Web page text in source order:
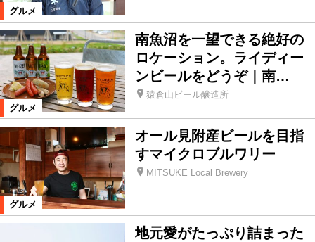
グルメ
グルメ
南魚沼を一望できる絶好の
ロケーション。ライディー
ンビールをどうぞ｜南…
猿倉山ビール醸造所
グルメ
オール見附産ビールを目指
すマイクロブルワリー
MITSUKE Local Brewery
地元愛がたっぷり詰まった